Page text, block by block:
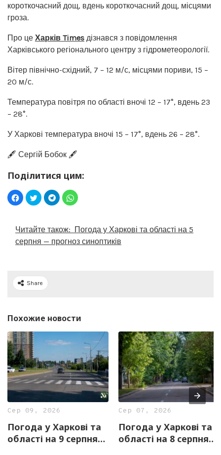
короткочасний дощ, вдень короткочасний дощ, місцями
гроза.
Про це Харків Times дізнався з повідомлення
Харківського регіонального центру з гідрометеорології.
Вітер північно-східний, 7 – 12 м/с, місцями пориви, 15 –
20 м/с.
Температура повітря по області вночі 12 – 17°, вдень 23
– 28°.
У Харкові температура вночі 15 – 17°, вдень 26 – 28°.
🖋️ Сергій Бобок 🖋️
Поділитися цим:
Читайте також: Погода у Харкові та області на 5
серпня — прогноз синоптиків
Share
Похожие новости
Сер 09, 2026
Погода у Харкові та
області на 9 серпня
Сер 07, 2026
Погода у Харкові та
області на 8 серпня